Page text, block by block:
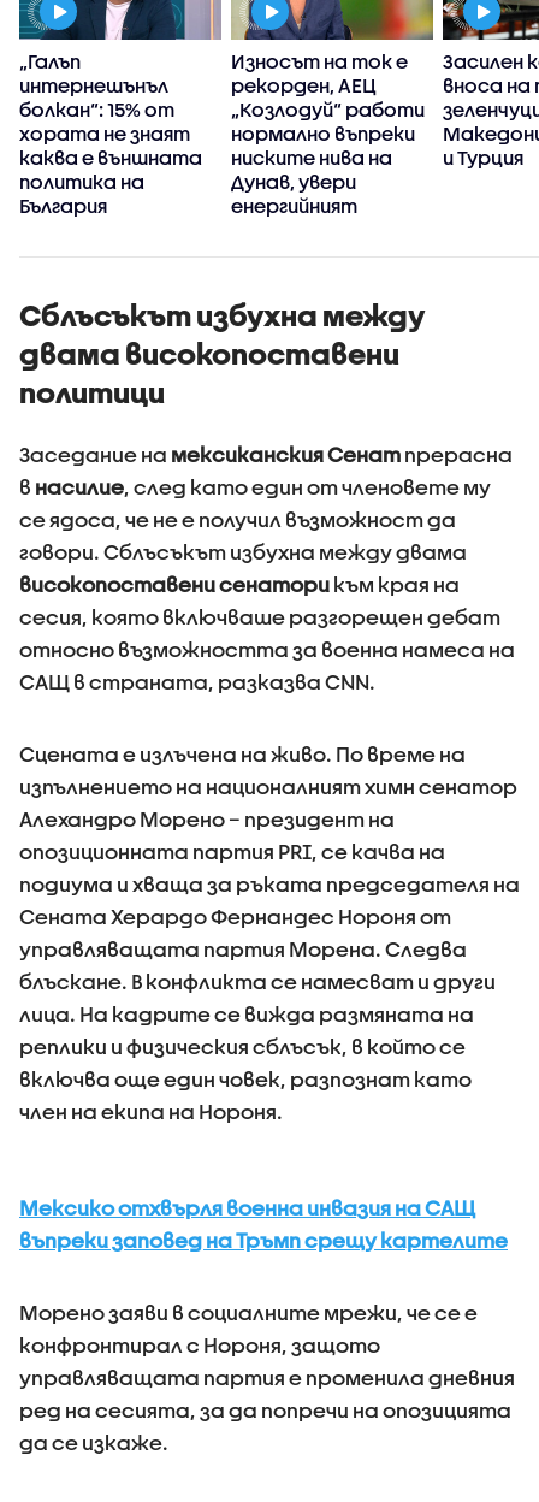
„Галъп
интернешънъл
болкан“: 15% от
хората не знаят
каква е външната
политика на
България
Износът на ток е
рекорден, АЕЦ
„Козлодуй“ работи
нормално въпреки
ниските нива на
Дунав, увери
енергийният
Засилен
вноса на
и Турция
Сблъсъкът избухна между
двама високопоставени
политици
Заседание на мексиканския Сенат прерасна
в насилие, след като един от членовете му
се ядоса, че не е получил възможност да
говори. Сблъсъкът избухна между двама
високопоставени сенатори към края на
сесия, която включваше разгорещен дебат
относно възможността за военна намеса на
САЩ в страната, разказва CNN.
Сцената е излъчена на живо. По време на
изпълнението на националният химн сенатор
Алехандро Морено – президент на
опозиционната партия PRI, се качва на
подиума и хваща за ръката председателя на
Сената Херардо Фернандес Нороня от
управляващата партия Морена. Следва
блъскане. В конфликта се намесват и други
лица. На кадрите се вижда размяната на
реплики и физическия сблъсък, в който се
включва още един човек, разпознат като
член на екипа на Нороня.
Мексико отхвърля военна инвазия на САЩ
въпреки заповед на Тръмп срещу картелите
Морено заяви в социалните мрежи, че се е
конфронтирал с Нороня, защото
управляващата партия е променила дневния
ред на сесията, за да попречи на опозицията
да се изкаже.